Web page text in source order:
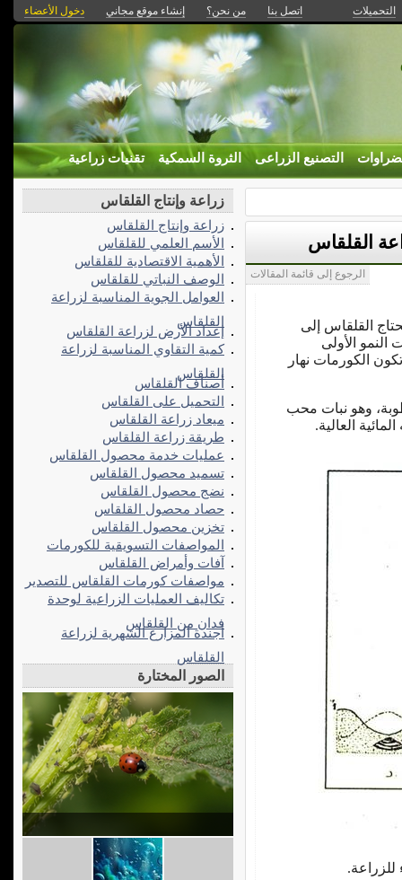
التحميلات اتصل بنا من نحن؟ إنشاء موقع مجاني دخول الأعضاء
التصنيع الزراعى الثروة السمكية تقنيات زراعية
القلقاس
الرجوع إلى قائمة المقالات
القلقاس إلى
الأولى
الكورمات نهار
وهو نبات محب
العالية.
زراعة وإنتاج القلقاس
زراعة وإنتاج القلقاس
الأسم العلمي للقلقاس
الأهمية الاقتصادية للقلقاس
الوصف النباتي للقلقاس
العوامل الجوية المناسبة لزراعة
القلقاس
إعداد الأرض لزراعة القلقاس
كمية التقاوي المناسبة لزراعة
القلقاس
أصناف القلقاس
التحميل على القلقاس
ميعاد زراعة القلقاس
طريقة زراعة القلقاس
عمليات خدمة محصول القلقاس
تسميد محصول القلقاس
نضج محصول القلقاس
حصاد محصول القلقاس
تخزين محصول القلقاس
المواصفات التسويقية للكورمات
آفات وأمراض القلقاس
مواصفات كورمات القلقاس للتصدير
تكاليف العمليات الزراعية لوحدة
فدان من القلقاس
أجندة المزارع الشهرية لزراعة
القلقاس
الصور المختارة